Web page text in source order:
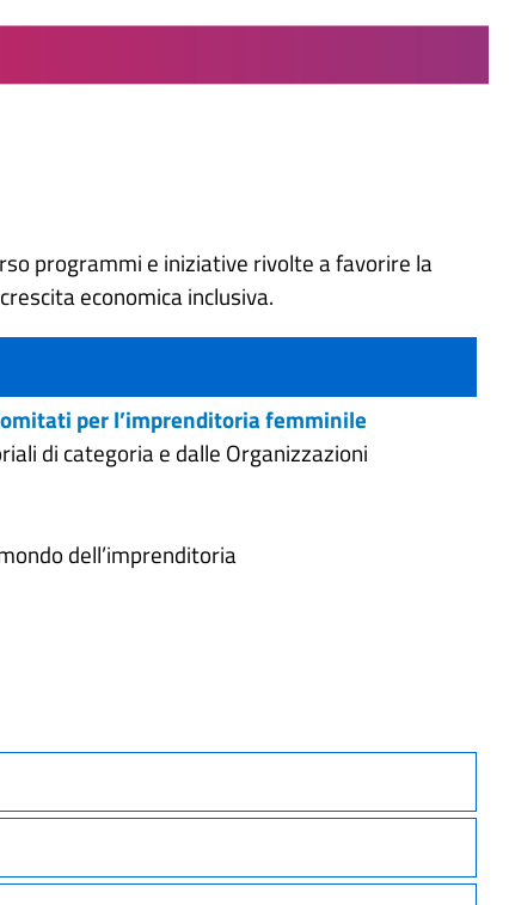
programmi e iniziative rivolte a favorire la
economica inclusiva.
per l’imprenditoria femminile
di categoria e dalle Organizzazioni
dell’imprenditoria